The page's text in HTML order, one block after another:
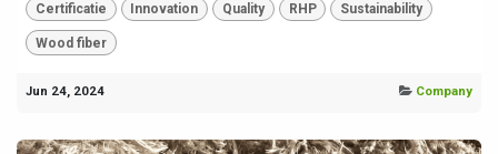
Certificatie Innovation Quality RHP Sustainability
Wood fiber
Jun 24, 2024 Company